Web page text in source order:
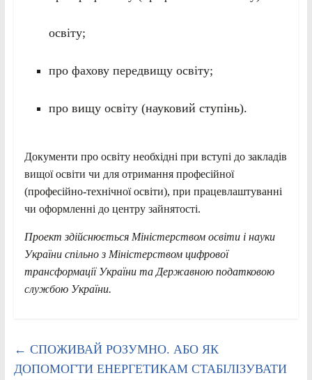
освіту;
про фахову передвищу освіту;
про вищу освіту (науковий ступінь).
Документи про освіту необхідні при вступі до закладів
вищої освіти чи для отримання професійної
(професійно-технічної освіти), при працевлаштуванні
чи оформленні до центру зайнятості.
Проект здійснюється Міністерством освіти і науки
України спільно з Міністерством цифрової
трансформації України та Державною податковою
службою України.
← СПОЖИВАЙ РОЗУМНО. АБО ЯК
ДОПОМОГТИ ЕНЕРГЕТИКАМ СТАБІЛІЗУВАТИ